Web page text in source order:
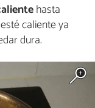
hasta
caliente ya
dura.